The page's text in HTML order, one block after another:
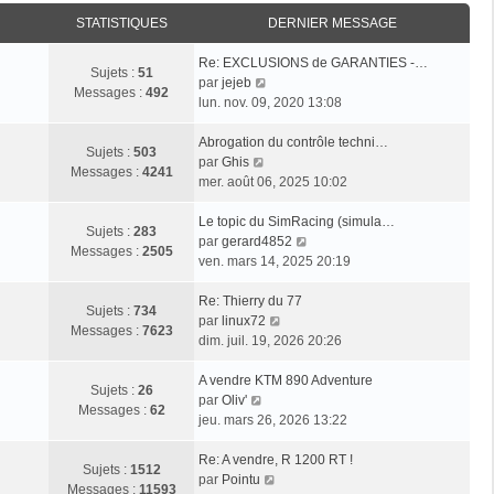
STATISTIQUES DERNIER MESSAGE
Sujets : 51
Messages : 492
Re: EXCLUSIONS de GARANTIES -…
par jejeb
o
s
l
e
r
l
d
e
i
r
e
s
lun. nov. 09, 2020 13:08
Sujets : 503
Messages : 4241
Abrogation du contrôle techni…
par Ghis
o
s
u
l
e
l
d
r
i
e
mer. août 06, 2025 10:02
Sujets : 283
Messages : 2505
Le topic du SimRacing (simula…
par gerard4852
o
l
e
l
d
ven. mars 14, 2025 20:19
Sujets : 734
Messages : 7623
Re: Thierry du 77
par linux72
o
s
l
e
dim. juil. 19, 2026 20:26
Sujets : 26
Messages : 62
A vendre KTM 890 Adventure
par Oliv'
o
s
u
jeu. mars 26, 2026 13:22
Sujets : 1512
Messages : 11593
Re: A vendre, R 1200 RT !
par Pointu